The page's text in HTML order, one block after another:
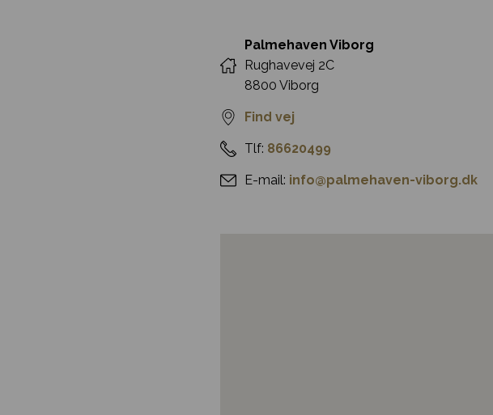
Palmehaven Viborg
Rughavevej 2C
8800 Viborg
Find vej
Tlf: 86620499
E-mail: info@palmehaven-viborg.dk